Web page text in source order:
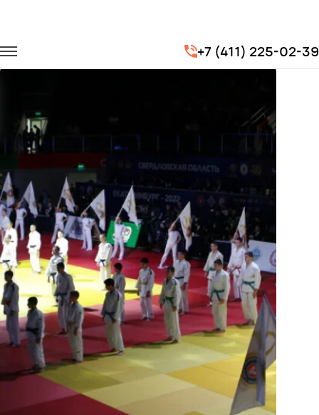
+7 (411) 225-02-39
Транспорт для спорта
Чемпиона мира по дзюдо "Большой шлем в Екатеринбурге 2019"